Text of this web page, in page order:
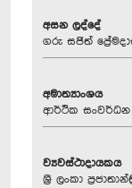
අසන ලද්දේ
ගරු සජිත්
අමාත්‍යාංශය
ආර්ථික සංවර්ධන
ව්‍යවස්ථාදායකය
ශ්‍රී ලංකා